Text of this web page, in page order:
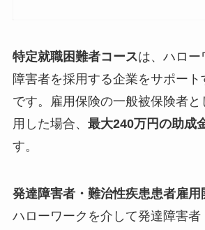
特定就職困難者コースは、ハロー
障害者を採用する企業をサポー
です。雇用保険の一般被保険者
用した場合、 最大240万円の助成
す。
発達障害者・難治性疾患患者雇用
ハローワークを介して発達障害者